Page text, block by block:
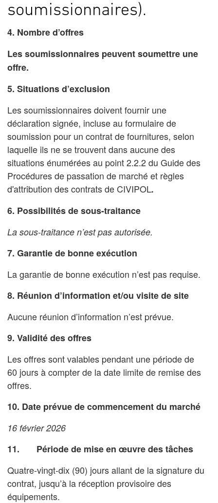
soumissionnaires).
4. Nombre d’offres
Les soumissionnaires peuvent soumettre une
offre.
5. Situations d’exclusion
Les soumissionnaires doivent fournir une
déclaration signée, incluse au formulaire de
soumission pour un contrat de fournitures, selon
laquelle ils ne se trouvent dans aucune des
situations énumérées au point 2.2.2 du Guide des
Procédures de passation de marché et règles
d'attribution des contrats de CIVIPOL.
6. Possibilités de sous-traitance
La sous-traitance n’est pas autorisée.
7. Garantie de bonne exécution
La garantie de bonne exécution n’est pas requise.
8. Réunion d’information et/ou visite de site
Aucune réunion d’information n’est prévue.
9. Validité des offres
Les offres sont valables pendant une période de
60 jours à compter de la date limite de remise des
offres.
10. Date prévue de commencement du marché
16 février 2026
11. Période de mise en œuvre des tâches
Quatre-vingt-dix (90) jours allant de la signature du
contrat, jusqu’à la réception provisoire des
équipements.